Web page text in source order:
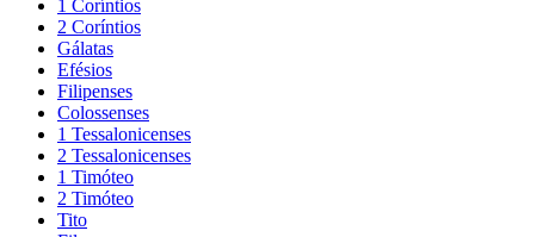
1 Coríntios
2 Coríntios
Gálatas
Efésios
Filipenses
Colossenses
1 Tessalonicenses
2 Tessalonicenses
1 Timóteo
2 Timóteo
Tito